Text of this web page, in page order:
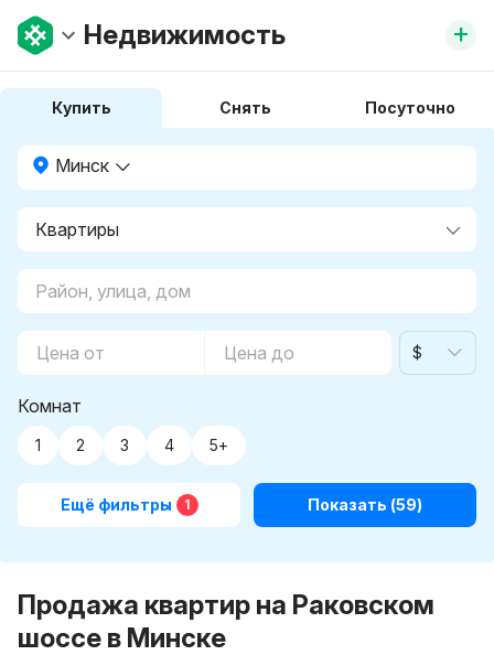
Недвижимость +
Купить Снять Посуточно
Минск
$
Комнат
1 2 3 4 5+
Ещё фильтры 1 Показать (59)
Продажа квартир на Раковском
шоссе в Минске